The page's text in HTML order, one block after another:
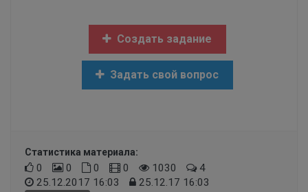
Создать задание
Задать свой вопрос
Статистика материала:
0 0 0 0 1030
4
25.12.2017 16:03
25.12.17 16:03